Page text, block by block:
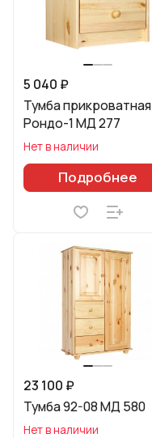
5 040 ₽
Тумба прикроватная
Рондо-1 МД 277
Нет в наличии
Подробнее
23 100 ₽
Тумба 92-08 МД 580
Нет в наличии